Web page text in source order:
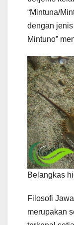
“Mintuna/
dengan
Mintuno”
Belangkas
Filosofi
merupakan